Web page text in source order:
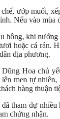
ướp muối,
Nếu vào
hồng, khi
hoặc cá rán.
địa phương.
Dũng Hoa chủ
lên men tự
hàng thuận
tham dự
chứng nhận.